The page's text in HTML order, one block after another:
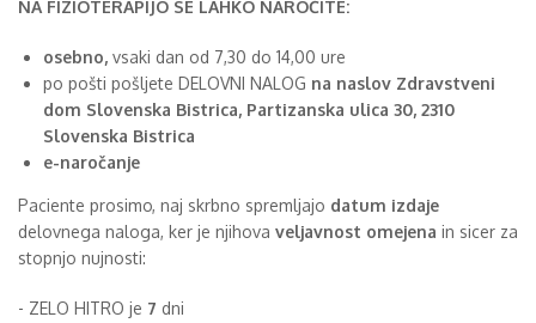
NA FIZIOTERAPIJO SE LAHKO NAROČITE:
osebno, vsaki dan od 7,30 do 14,00 ure
po pošti pošljete DELOVNI NALOG na naslov Zdravstveni
dom Slovenska Bistrica, Partizanska ulica 30, 2310
Slovenska Bistrica
e-naročanje
Paciente prosimo, naj skrbno spremljajo datum izdaje
delovnega naloga, ker je njihova veljavnost omejena in sicer za
stopnjo nujnosti:
- ZELO HITRO je 7 dni